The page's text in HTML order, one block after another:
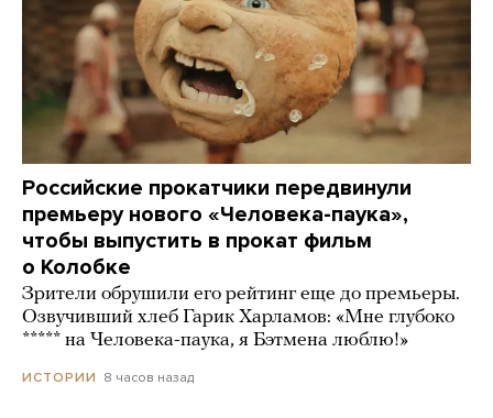
Российские прокатчики передвинули
премьеру нового «Человека-паука»,
чтобы выпустить в прокат фильм
о Колобке
Зрители обрушили его рейтинг еще до премьеры.
Озвучивший хлеб Гарик Харламов: «Мне глубоко
***** на Человека-паука, я Бэтмена люблю!»
ИСТОРИИ 8 часов назад